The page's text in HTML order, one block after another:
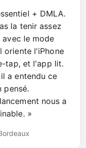
+ DMLA.
la tenir assez
le mode
oriente l'iPhone
tap, et l'app lit.
a entendu ce
pensé.
nous a
»